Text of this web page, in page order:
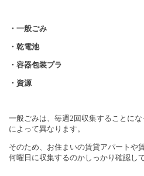
・一般ごみ
・乾電池
・容器包装プラ
・資源
一般ごみは、毎週2 回収集することに
によって異なります。
そのため、お住まいの賃貸アパートや
何曜日に収集するのかしっかり確認し